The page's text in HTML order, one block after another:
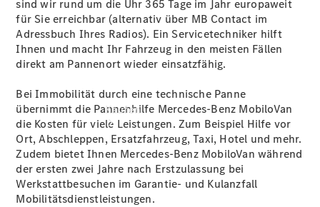
Kaufen
sind wir rund um die Uhr 365 Tage im Jahr europaweit
für Sie erreichbar (alternativ über MB Contact im
Adressbuch Ihres Radios). Ein Servicetechniker hilft
Ihnen und macht Ihr Fahrzeug in den meisten Fällen
direkt am Pannenort wieder einsatzfähig.
Bei Immobilität durch eine technische Panne
übernimmt die Pannenhilfe Mercedes-Benz MobiloVan
die Kosten für viele Leistungen. Zum Beispiel Hilfe vor
Ort, Abschleppen, Ersatzfahrzeug, Taxi, Hotel und mehr.
Zudem bietet Ihnen Mercedes-Benz MobiloVan während
der ersten zwei Jahre nach Erstzulassung bei
Werkstattbesuchen im Garantie- und Kulanzfall
Mobilitätsdienstleistungen.